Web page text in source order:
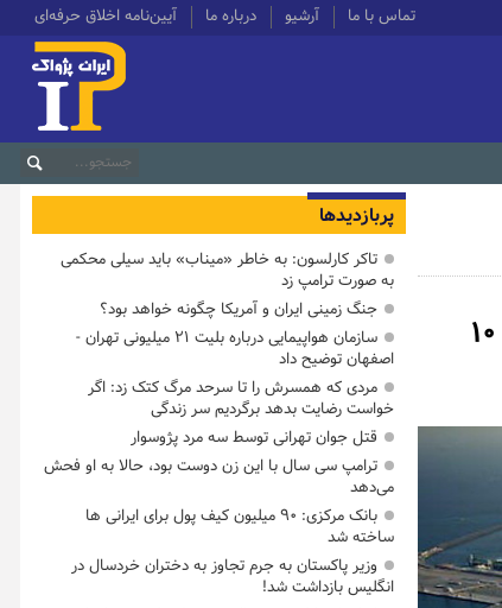
تماس با ما آرشیو درباره ما آیین‌نامه اخلاق حرفه‌ای
وقوع چند انفجار در بندر «فجیره» امارات/آتش گرفتن ۷ تا ۱۰
پربازدیدها
تاکر کارلسون: به خاطر «میناب» باید سیلی محکمی
به صورت ترامپ زد
جنگ زمینی ایران و آمریکا چگونه خواهد بود؟
سازمان هواپیمایی درباره بلیت ۲۱ میلیونی تهران -
اصفهان توضیح داد
مردی که همسرش را تا سرحد مرگ کتک زد: اگر
خواست رضایت بدهد برگردیم سر زندگی
قتل جوان تهرانی توسط سه مرد پژوسوار
ترامپ سی سال با این زن دوست بود، حالا به او فحش
می‌دهد
بانک مرکزی: ۹۰ میلیون کیف پول برای ایرانی ها
ساخته شد
وزیر پاکستان به جرم تجاوز به دختران خردسال در
انگلیس بازداشت شد!